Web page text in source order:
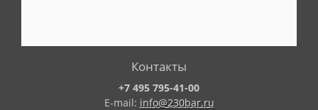
Контакты
+7 495 795-41-00
E-mail: info@230bar.ru